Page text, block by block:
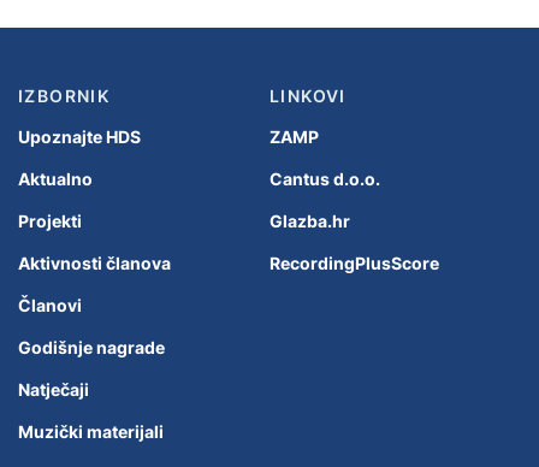
IZBORNIK
Upoznajte HDS
Aktualno
Projekti
Aktivnosti članova
Članovi
Godišnje nagrade
Natječaji
Muzički materijali
LINKOVI
ZAMP
Cantus d.o.o.
Glazba.hr
RecordingPlusScore